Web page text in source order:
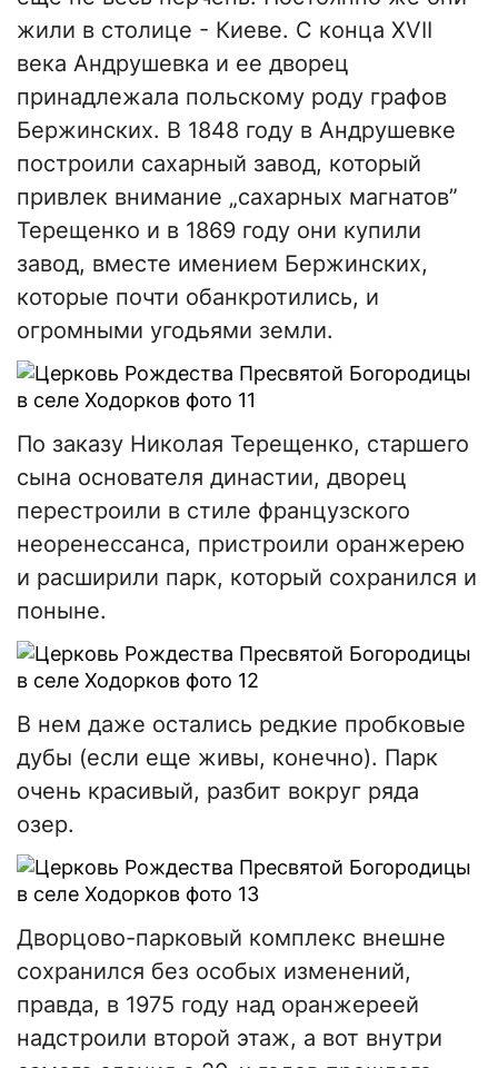
жили в столице - Киеве. С конца ХVІІ
века Андрушевка и ее дворец
принадлежала польскому роду графов
Бержинских. В 1848 году в Андрушевке
построили сахарный завод, который
привлек внимание „сахарных магнатов”
Терещенко и в 1869 году они купили
завод, вместе имением Бержинских,
которые почти обанкротились, и
огромными угодьями земли.
По заказу Николая Терещенко, старшего
сына основателя династии, дворец
перестроили в стиле французского
неоренессанса, пристроили оранжерею
и расширили парк, который сохранился и
поныне.
В нем даже остались редкие пробковые
дубы (если еще живы, конечно). Парк
очень красивый, разбит вокруг ряда
озер.
Дворцово-парковый комплекс внешне
сохранился без особых изменений,
правда, в 1975 году над оранжереей
надстроили второй этаж, а вот внутри